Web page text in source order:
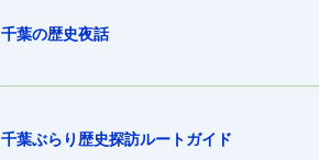
千葉の歴史夜話
千葉ぶらり歴史探訪ルートガイド